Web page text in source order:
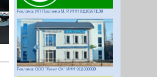
Реклама: ИП Павленко М. Р. ИНН 911103871108
Реклама: ООО "Линия СК" ИНН 9111030039